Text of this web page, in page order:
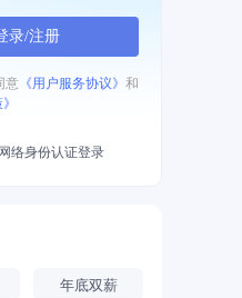
录/注册
意 《用户服务协议》 和
络身份认证登录
年底双薪